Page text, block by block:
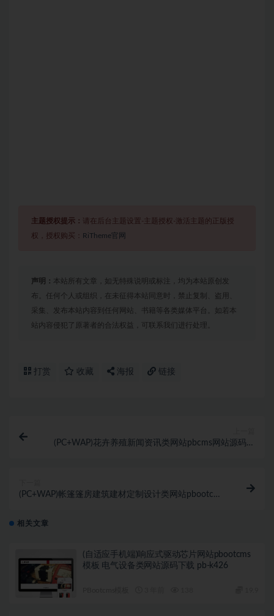
主题授权提示：
请在后台主题设置-主题授权-激活主题的正版授
权，授权购买：
RiTheme官网
声明： 本站所有文章，如无特殊说明或标注，均为本站原创发
布。任何个人或组织，在未征得本站同意时，禁止复制、盗用、
采集、发布本站内容到任何网站、书籍等各类媒体平台。如若本
站内容侵犯了原著者的合法权益，可联系我们进行处理。
打赏 收藏 海报 链接
(PC+WAP)花卉养殖新闻资讯类网站pbcms网站源码下
(PC+WAP)帐篷篷房建筑建材定制设计类网站pbootcms
相关文章
(自适应手机端)响应式驱动芯片网站pbootcms
模板 电气设备类网站源码下载 pb-k426